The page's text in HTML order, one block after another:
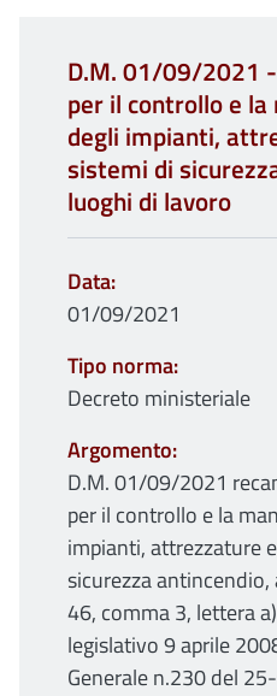
D.M. 01/09/2021
per il controllo e
degli impianti,
sistemi di
luoghi di lavoro
Data
01/09/2021
Tipo norma
Decreto ministeriale
Argomento
D.M. 01/09/2021
per il controllo e la
impianti, attrezzature
sicurezza
46, comma 3, lettera
legislativo 9 aprile
Generale n.230 del